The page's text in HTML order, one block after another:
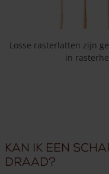
Losse rasterlatten zijn
in
Kan ik een
draad?